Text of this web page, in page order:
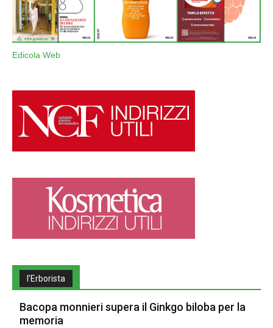
Edicola Web
l’Erborista
Bacopa monnieri supera il Ginkgo biloba per la
memoria